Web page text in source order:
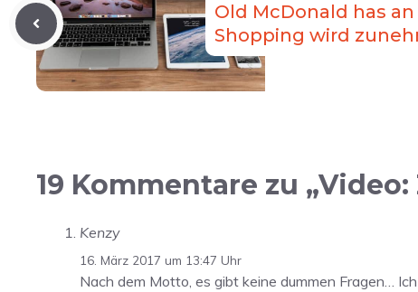
Old McDonald has
Shopping wird
19 Kommentare zu
Kenzy
16. März 2017 um 13:47 Uhr
Nach dem Motto, es gibt keine dummen Fragen…